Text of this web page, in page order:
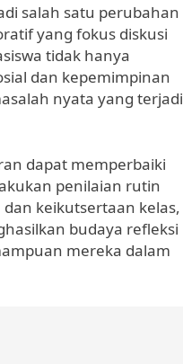
salah satu perubahan
yang fokus diskusi
tidak hanya
dan kepemimpinan
nyata yang terjadi
dapat memperbaiki
penilaian rutin
keikutsertaan kelas,
budaya refleksi
mereka dalam